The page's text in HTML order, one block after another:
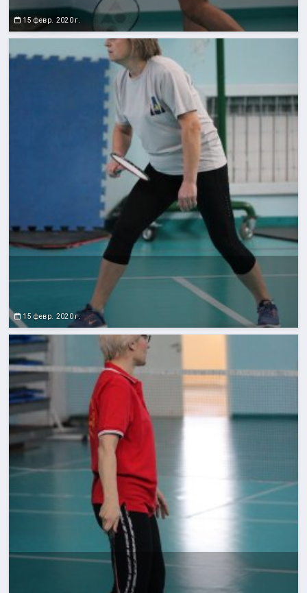
15 февр. 2020 г.
15 февр. 2020 г.